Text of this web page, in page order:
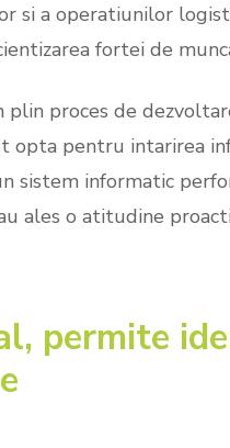
si a operatiunilor
fortei de
proces de
opta pentru intarirea
informatic
ales o atitudine
permite